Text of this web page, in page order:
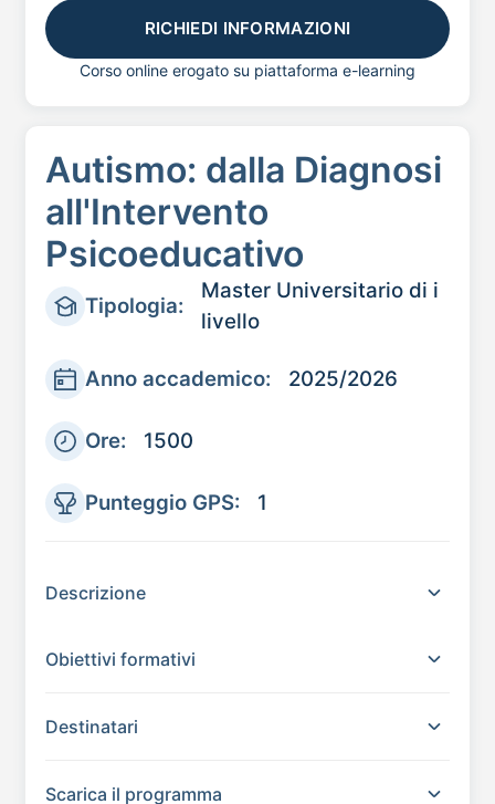
RICHIEDI INFORMAZIONI
Corso online erogato su piattaforma e-learning
Autismo: dalla Diagnosi
all'Intervento
Psicoeducativo
Tipologia:
Master Universitario di i
livello
Anno accademico: 2025/2026
Ore: 1500
Punteggio GPS: 1
Descrizione
Obiettivi formativi
Destinatari
Scarica il programma